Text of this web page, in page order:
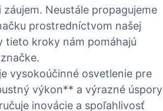
Neustále propagujeme
prostredníctvom našej
tieto kroky nám pomáhajú
vysokoúčinné osvetlenie pre
výkon** a výrazné úspory
inovácie a spoľahlivosť